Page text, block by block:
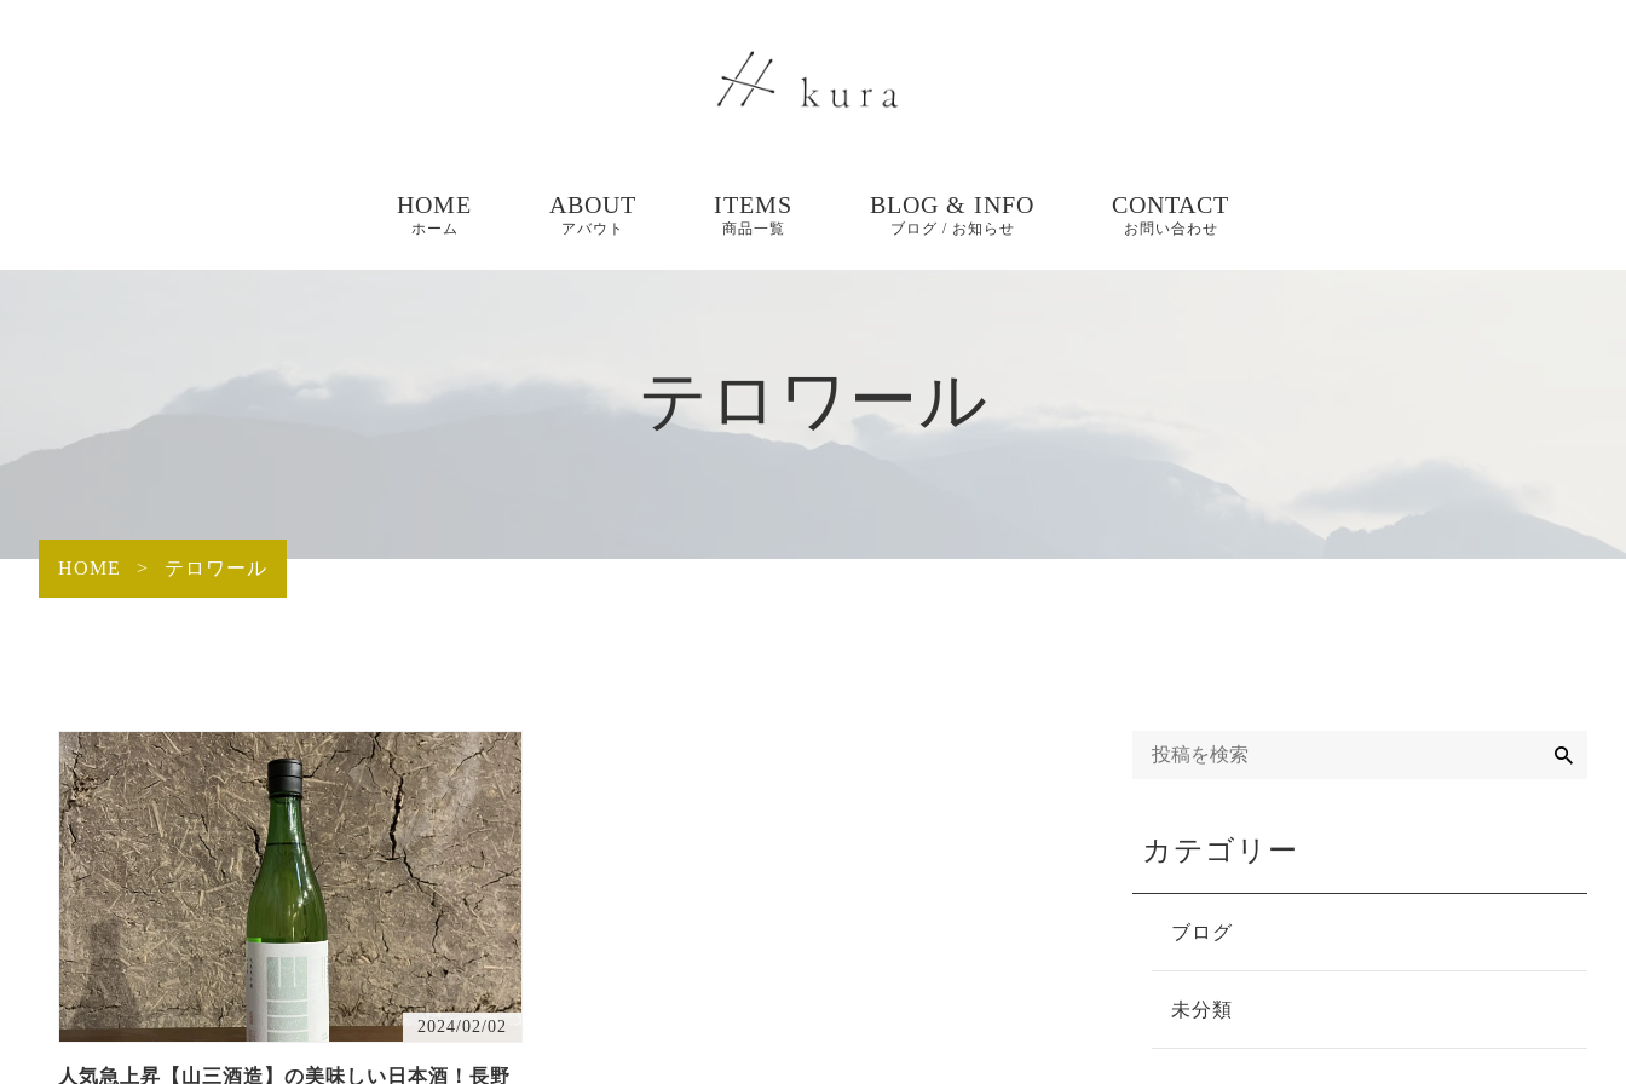
HOME
ホーム
ABOUT
アバウト
ITEMS
商品一覧
BLOG & INFO
ブログ / お知らせ
CONTACT
お問い合わせ
テロワール
HOME > テロワール
2024/02/02
人気急上昇【山三酒造】の美味しい日本酒！長野
カテゴリー
ブログ
未分類